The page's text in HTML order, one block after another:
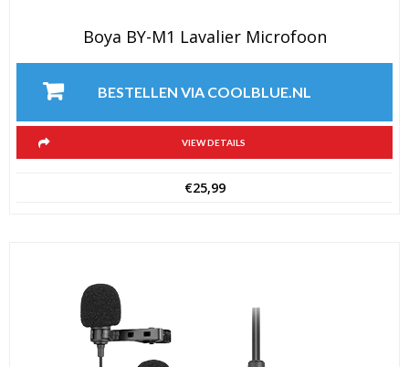
Boya BY-M1 Lavalier Microfoon
BESTELLEN VIA COOLBLUE.NL
VIEW DETAILS
€25,99